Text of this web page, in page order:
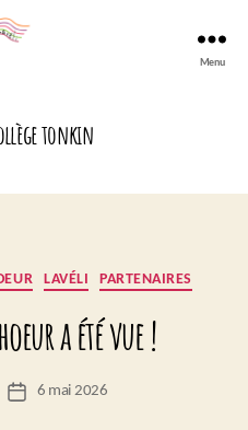
Menu
tonkin
Catégories
LAVÉLI PARTENAIRES
a été vue !
Date6 mai 2026